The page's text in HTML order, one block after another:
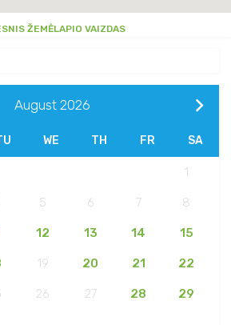
ŽEMĖLAPIO VAIZDAS
August 2026
WE TH FR SA
1
5 6 7 8
12 13 14 15
19 20 21 22
26 27 28 29